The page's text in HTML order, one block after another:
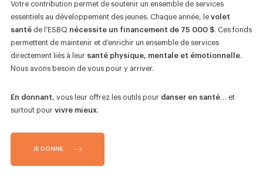
Votre contribution permet de soutenir un ensemble de services
essentiels au développement des jeunes. Chaque année, le volet
santé de l’ESBQ nécessite un financement de 75 000 $. Ces fonds
permettent de maintenir et d’enrichir un ensemble de services
directement liés à leur santé physique, mentale et émotionnelle.
Nous avons besoin de vous pour y arriver.
En donnant, vous leur offrez les outils pour danser en santé… et
surtout pour vivre mieux.
JE DONNE